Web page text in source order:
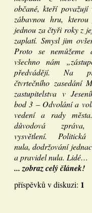
občané, kteří považují
zábavnou hru,
jednou za čtyři roky z
zaplatí. Smysl jim
Proto se nemůžeme
všechno nám
předvádějí. Na
čtvrtečního zasedání
zastupitelstva v
bod 3 – Odvolání a
vedení a rady
důvodová
vysvětlení.
nula, dodržování
a pravidel nula. Lidé…
... zobraz celý článek!
příspěvků v diskuzi: 1